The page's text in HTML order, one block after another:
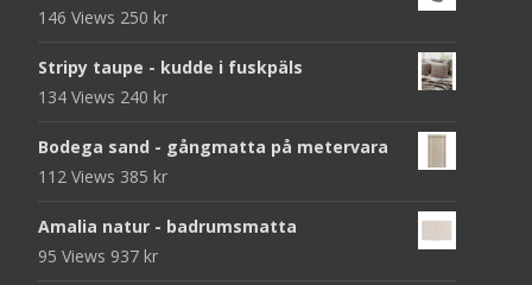
146 Views 250 kr
Stripy taupe - kudde i fuskpäls
134 Views 240 kr
Bodega sand - gångmatta på metervara
112 Views 385 kr
Amalia natur - badrumsmatta
95 Views 937 kr